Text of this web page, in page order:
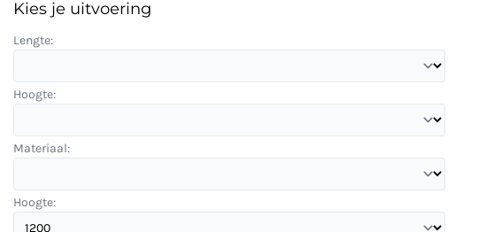
Kies je uitvoering
Lengte:
Hoogte:
Materiaal:
Hoogte: